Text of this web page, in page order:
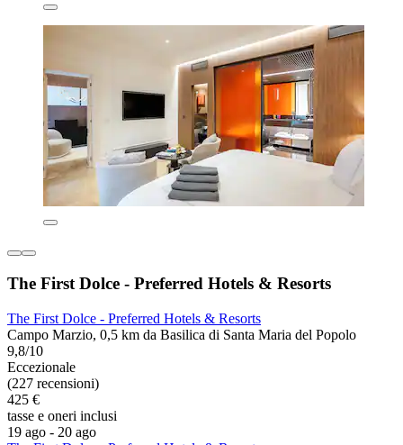
The First Dolce - Preferred Hotels & Resorts
The First Dolce - Preferred Hotels & Resorts
Campo Marzio, 0,5 km da Basilica di Santa Maria del Popolo
9,8/10
Eccezionale
(227 recensioni)
425 €
tasse e oneri inclusi
19 ago - 20 ago